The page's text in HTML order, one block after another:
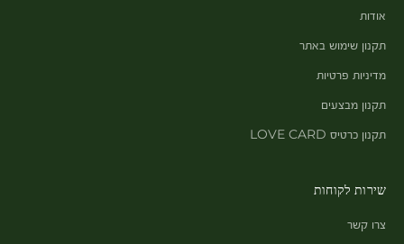
אודות
תקנון שימוש באתר
מדיניות פרטיות
תקנון מבצעים
תקנון כרטיס LOVE CARD
שירות לקוחות
צרו קשר